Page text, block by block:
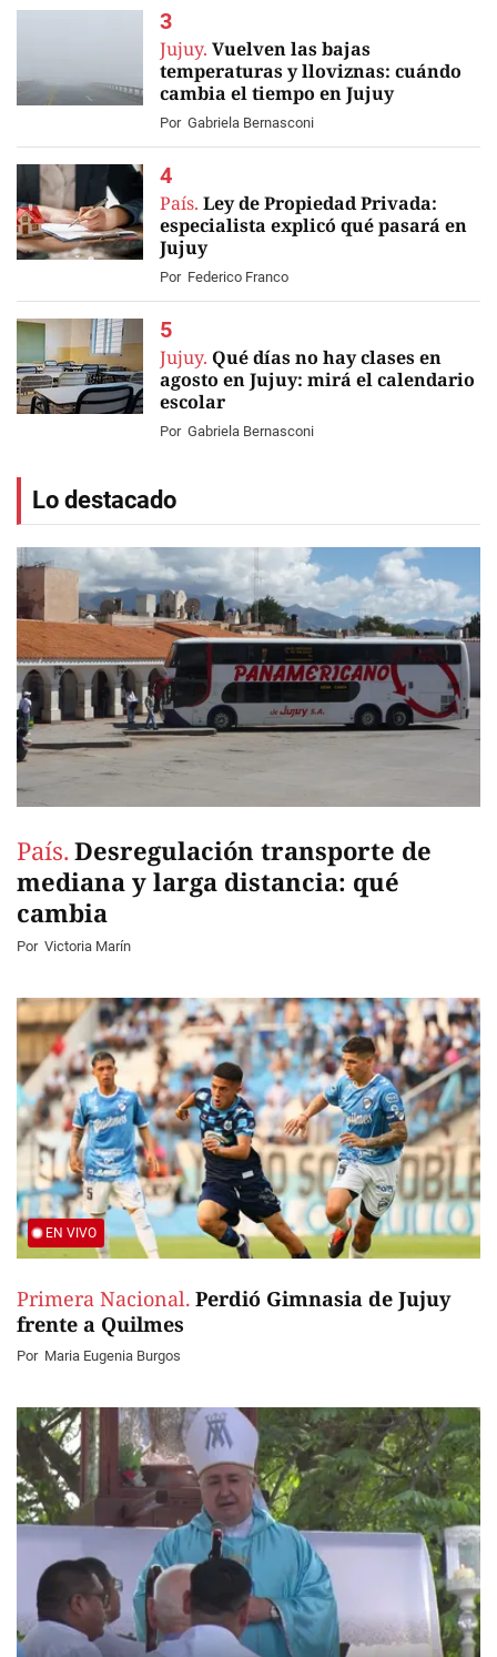
Jujuy. Vuelven las bajas
temperaturas y lloviznas: cuándo
cambia el tiempo en Jujuy
Por Gabriela Bernasconi
País. Ley de Propiedad Privada:
especialista explicó qué pasará en
Jujuy
Por Federico Franco
Jujuy. Qué días no hay clases en
agosto en Jujuy: mirá el calendario
escolar
Por Gabriela Bernasconi
Lo destacado
País. Desregulación transporte de
mediana y larga distancia: qué
cambia
Por Victoria Marín
EN VIVO
Primera Nacional. Perdió Gimnasia de Jujuy
frente a Quilmes
Por Maria Eugenia Burgos